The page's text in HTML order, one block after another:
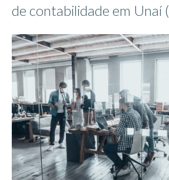
de contabilidade em Unaí